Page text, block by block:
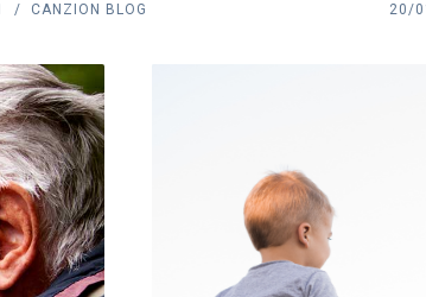
CANZION BLOG 20/